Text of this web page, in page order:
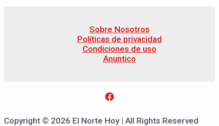
Sobre Nosotros
Políticas de privacidad
Condiciones de uso
Anuntico
Copyright © 2026 El Norte Hoy | All Rights Reserved